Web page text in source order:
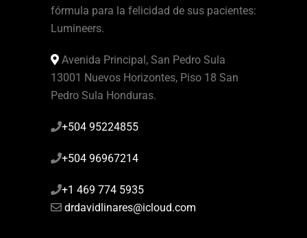
fórmula para la felicidad de sus pacientes:
Lumineers.
Avenida Principal, San Pedro Sula
13001 Nuevos Horizontes, Piso 18 San
Pedro Sula Honduras.
+504 95224855
+504 96967214
+1 469 774 5935
drdavidlinares@icloud.com